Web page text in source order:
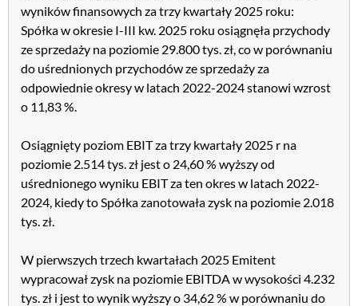
wyników finansowych za trzy kwartały 2025 roku:
Spółka w okresie I-III kw. 2025 roku osiągnęła przychody
ze sprzedaży na poziomie 29.800 tys. zł, co w porównaniu
do uśrednionych przychodów ze sprzedaży za
odpowiednie okresy w latach 2022-2024 stanowi wzrost
o 11,83 %.
Osiągnięty poziom EBIT za trzy kwartały 2025 r na
poziomie 2.514 tys. zł jest o 24,60 % wyższy od
uśrednionego wyniku EBIT za ten okres w latach 2022-
2024, kiedy to Spółka zanotowała zysk na poziomie 2.018
tys. zł.
W pierwszych trzech kwartałach 2025 Emitent
wypracował zysk na poziomie EBITDA w wysokości 4.232
tys. zł i jest to wynik wyższy o 34,62 % w porównaniu do